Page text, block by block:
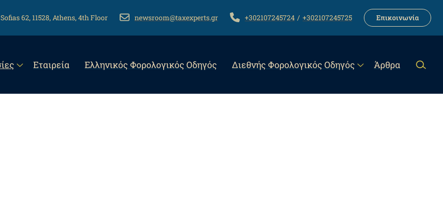
62, 11528, Athens, 4th Floor EMAILnewsroom@taxexperts.gr TELEPHONE
+302107245724 +302107245725 LINKΕπικοινωνία
Εταιρεία Eλληνικός Φορολογικός Οδηγός Διεθνής Φορολογικός Οδηγός Άρθρα